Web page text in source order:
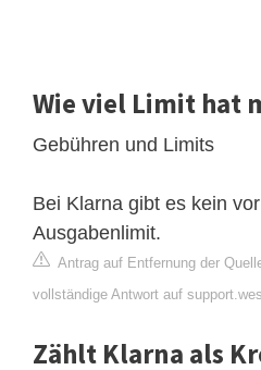
Wie viel Limit hat
Gebühren und Limits
Bei Klarna gibt es kein
Ausgabenlimit.
Antrag auf Entfernung der
vollständige Antwort auf
Zählt Klarna als